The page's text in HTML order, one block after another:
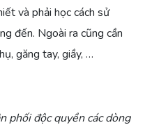
và phải học cách sử
đến. Ngoài ra cũng cần
găng tay, giầy, …
phối độc quyền các dòng